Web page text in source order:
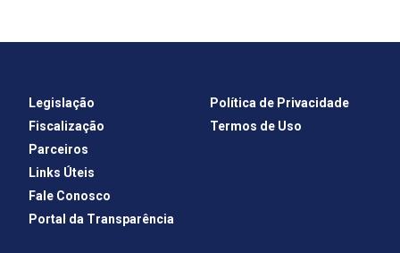
Legislação
Fiscalização
Parceiros
Links Úteis
Fale Conosco
Portal da Transparência
Política de Privacidade
Termos de Uso